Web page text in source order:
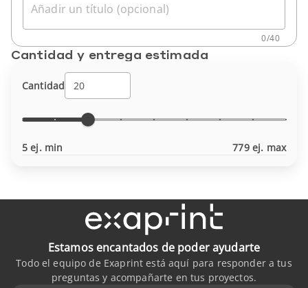
Añadir un título (opcional)
0/40
Cantidad y entrega estimada
Cantidad
5 ej. min 779 ej. max
Estamos encantados de poder ayudarte
Todo el equipo de Exaprint está aquí para responder a tus
preguntas y acompañarte en tus proyectos.